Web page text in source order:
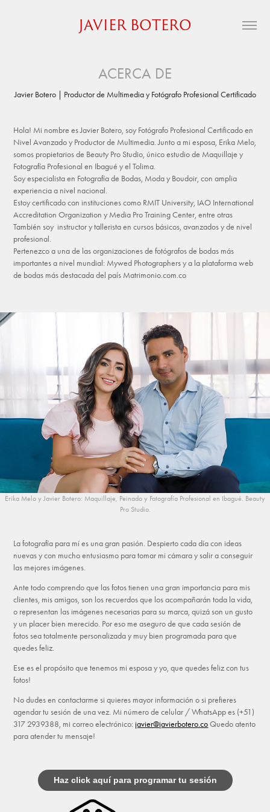
JAVIER BOTERO
ACERCA DE
Javier Botero | Productor de Multimedia y Fotógrafo Profesional Certificado
Hola! Mi nombre es Javier Botero, soy Fotógrafo Profesional Certificado en
Nivel Avanzado y Productor de Multimedia. Junto a mi esposa, Erika Melo,
somos propietarios de Beauty Pro Studio, único estudio de Maquillaje y
Fotografía Profesional en Ibagué y el Tolima.
Soy especialista en Fotografía de Bodas, Moda y Boudoir, con amplia
experiencia a nivel nacional.
Estoy certificado con instituciones como RMIT University, IAO International
Accreditation Organization y Media Pro Training Center, entre otras
También soy instructor y tallerista en cursos básicos, avanzados y de nivel
profesional.
Pertenezco a una de las organizaciones de fotógrafos de bodas más
importantes a nivel mundial: Mywed Photographers y a la plataforma web
de bodas más destacada del país Matrimonio.com.co
Erika Melo y Javier Botero: Maquillaje, Peinado y Fotografía Profesional en Ibagué. Beauty
Pro Studio.
La fotografía para mí es una gran pasión. Despierto cada día con ideas
nuevas y con mucho entusiasmo para tomar mi cámara y salir a conseguir
las mejores imágenes.
Ante todo comprendo que las fotos tienen una gran importancia para mis
clientes, mis amigos, son los recuerdos que los acompañarán toda la vida,
o representan las imágenes necesarias para su marca, quizá son un gusto
y un placer bien merecido. Por eso me aseguro de que cada sesión de
fotos sea totalmente personalizada y muy bien programada para que
quedes feliz.
Ese es el propósito que tenemos mi esposa y yo, que quedes feliz con tus
fotos!
No dudes en contactarme si quieres mayor información o si prefieres
agendar tu sesión de una vez. Mi número de celular / WhatsApp es (+51)
317 2939388, mi correo electrónico:javier@javierbotero.coQuedo atento
para atender tu mensaje!
Haz click aquí para programar tu sesión